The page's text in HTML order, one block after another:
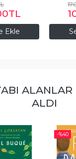
Ekle
TL
ALANLAR
ALDI
-%40